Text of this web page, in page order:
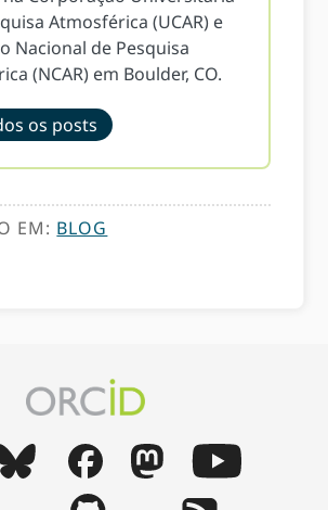
Atmosférica (UCAR) e
Nacional de Pesquisa
(NCAR) em Boulder, CO.
os posts
EM: BLOG